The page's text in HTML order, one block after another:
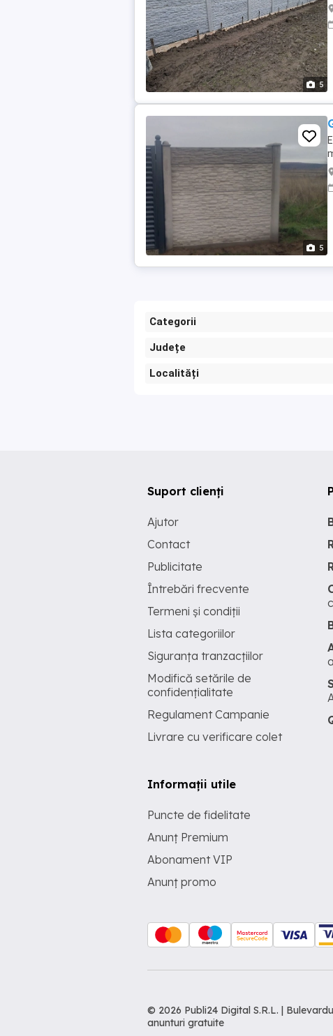
5
5
Categorii
Județe
Localități
Suport clienți
Ajutor
Contact
Publicitate
Întrebări frecvente
Termeni și condiții
Lista categoriilor
Siguranța tranzacțiilor
Modifică setările de
confidențialitate
Regulament Campanie
Livrare cu verificare colet
Informații utile
Puncte de fidelitate
Anunț Premium
Abonament VIP
Anunț promo
© 2026 Publi24 Digital S.R.L. |
anunturi gratuite